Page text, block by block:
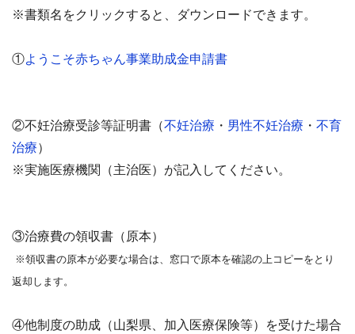
※書類名をクリックすると、ダウンロードできます。
①ようこそ赤ちゃん事業助成金申請書
②不妊治療受診等証明書（不妊治療 ・ 男性不妊治療 ・ 不育
治療）
※実施医療機関（主治医）が記入してください。
③治療費の領収書（原本）
※領収書の原本が必要な場合は、窓口で原本を確認の上コピーをとり
返却します。
④他制度の助成（山梨県、加入医療保険等）を受けた場合